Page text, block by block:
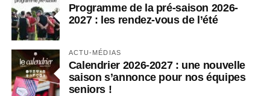
Programme de la pré-saison 2026-
2027 : les rendez-vous de l’été
ACTU-MÉDIAS
Calendrier 2026-2027 : une nouvelle
saison s’annonce pour nos équipes
seniors !